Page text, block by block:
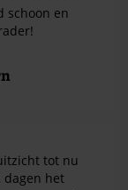
schoon en
tot nu
het